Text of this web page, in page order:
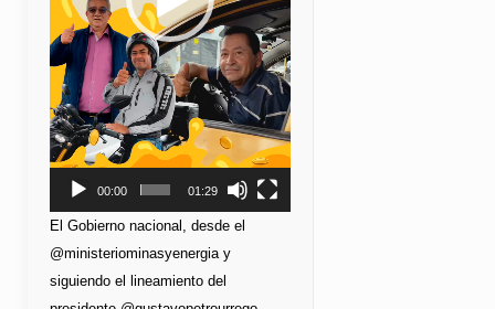
00:00 01:29
El Gobierno nacional, desde el
@ministeriominasyenergia y
siguiendo el lineamiento del